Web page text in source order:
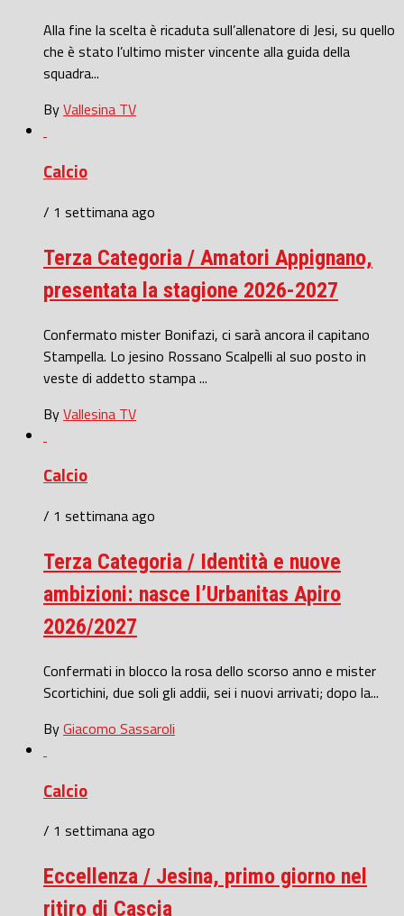
Alla fine la scelta è ricaduta sull’allenatore di Jesi, su quello
che è stato l’ultimo mister vincente alla guida della
squadra...
ByVallesina TV
Calcio
/ 1 settimana ago
Terza Categoria / Amatori Appignano,
presentata la stagione 2026-2027
Confermato mister Bonifazi, ci sarà ancora il capitano
Stampella. Lo jesino Rossano Scalpelli al suo posto in
veste di addetto stampa ...
ByVallesina TV
Calcio
/ 1 settimana ago
Terza Categoria / Identità e nuove
ambizioni: nasce l’Urbanitas Apiro
2026/2027
Confermati in blocco la rosa dello scorso anno e mister
Scortichini, due soli gli addii, sei i nuovi arrivati; dopo la...
ByGiacomo Sassaroli
Calcio
/ 1 settimana ago
Eccellenza / Jesina, primo giorno nel
ritiro di Cascia